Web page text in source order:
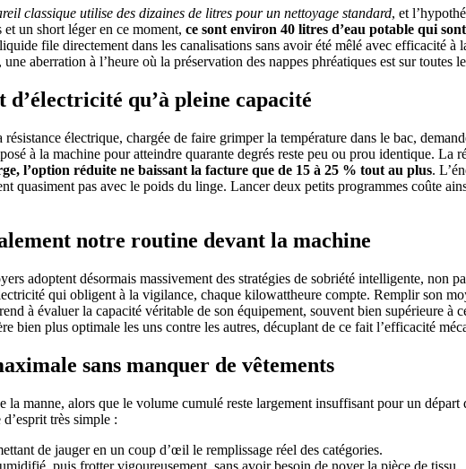
classique utilise des dizaines de litres pour un nettoyage standard, et
un short léger en ce moment, ce sont environ 40 litres d’eau potable qui
file directement dans les canalisations sans avoir été mêlé avec efficacité à
aberration à l’heure où la préservation des nappes phréatiques est sur toutes
qu’à pleine capacité
électrique, chargée de faire grimper la température dans le bac,
à la machine pour atteindre quarante degrés reste peu ou prou identique. La
l’option réduite ne baissant la facture que de 15 à 25 % tout au plus.
quasiment pas avec le poids du linge. Lancer deux petits programmes coûte
notre routine devant la machine
adoptent désormais massivement des stratégies de sobriété intelligente, non
qui obligent à la vigilance, chaque kilowattheure compte. Remplir son
à évaluer la capacité véritable de son équipement, souvent bien supérieure à
plus optimale les uns contre les autres, décuplant de ce fait l’efficacité
sans manquer de vêtements
manne, alors que le volume cumulé reste largement insuffisant pour un départ
très simple :
de jauger en un coup d’œil le remplissage réel des catégories.
puis frotter vigoureusement, sans avoir besoin de noyer la pièce de tissu.